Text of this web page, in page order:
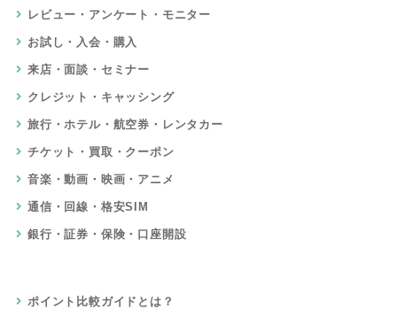
レビュー・アンケート・モニター
お試し・入会・購入
来店・面談・セミナー
クレジット・キャッシング
旅行・ホテル・航空券・レンタカー
チケット・買取・クーポン
音楽・動画・映画・アニメ
通信・回線・格安SIM
銀行・証券・保険・口座開設
ポイント比較ガイドとは？